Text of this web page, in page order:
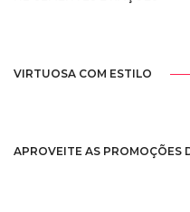
VIRTUOSA COM ESTILO
APROVEITE AS PROMOÇÕES